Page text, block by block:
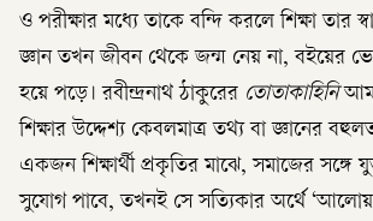
ও পরীক্ষার মধ্যে তাকে বন্দি করলে শিক্ষা তার
জ্ঞান তখন জীবন থেকে জন্ম নেয় না, বইয়ের
হয়ে পড়ে। রবীন্দ্রনাথ ঠাকুরের তোতাকাহিনি
শিক্ষার উদ্দেশ্য কেবলমাত্র তথ্য বা জ্ঞানের
একজন শিক্ষার্থী প্রকৃতির মাঝে, সমাজের সঙ্গে
সুযোগ পাবে, তখনই সে সত্যিকার অর্থে